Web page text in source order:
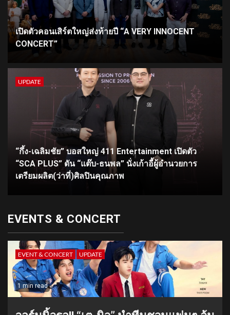
เปิดตัวคอนเสิร์ตใหญ่ส่งท้ายปี “A VERY INNOCENT
CONCERT”
UPDATE
“กึ้ง-เฉลิมชัย” บอสใหญ่ 411 Entertainment เปิดตัว
“SCA PLUS” ดัน “แต๊บ-ธนพล” นั่งเก้าอี้ผู้อำนวยการ
เตรียมผลิต(ว่าที่)ศิลปินคุณภาพ
EVENTS & CONCERT
EVENT & CONCERT UPDATE
1 min read